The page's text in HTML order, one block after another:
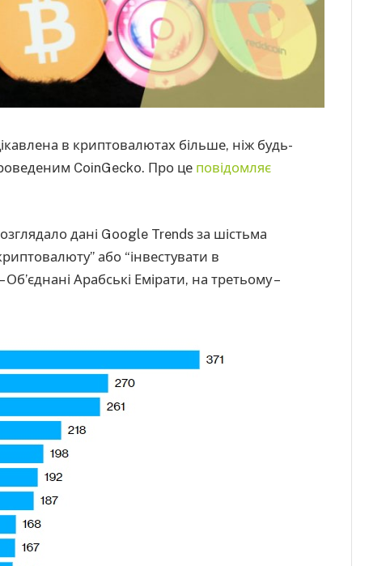
в криптовалютах більше, ніж будь-
CoinGecko. Про це повідомляє
дані Google Trends за шістьма
або “інвестувати в
Арабські Емірати, на третьому –